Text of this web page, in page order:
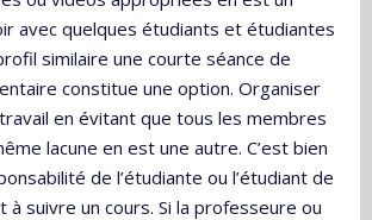
avec quelques étudiants et étudiantes
similaire une courte séance de
constitue une option. Organiser
en évitant que tous les membres
lacune en est une autre. C’est bien
de l’étudiante ou l’étudiant de
suivre un cours. Si la professeure ou